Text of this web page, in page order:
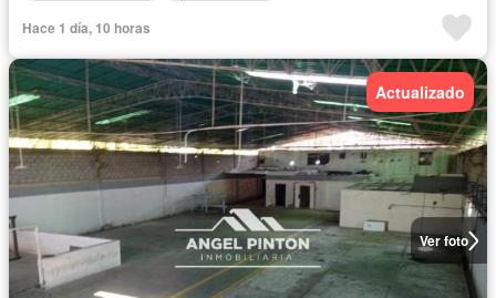
Hace 1 día, 10 horas
Ver foto
Actualizado